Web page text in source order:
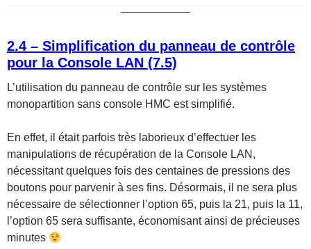
2.4 – Simplification du panneau de contrôle
pour la Console LAN (7.5)
L’utilisation du panneau de contrôle sur les systèmes
monopartition sans console HMC est simplifié.
En effet, il était parfois très laborieux d’effectuer les
manipulations de récupération de la Console LAN,
nécessitant quelques fois des centaines de pressions des
boutons pour parvenir à ses fins. Désormais, il ne sera plus
nécessaire de sélectionner l’option 65, puis la 21, puis la 11,
l’option 65 sera suffisante, économisant ainsi de précieuses
minutes